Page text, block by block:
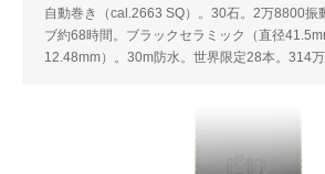
自動巻き（cal.2663 SQ）。30石。2万8800振
ブ約68時間。ブラックセラミック（直径
12.48mm）。30m防水。世界限定28本。314万